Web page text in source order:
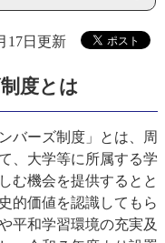
17日更新
度とは
バーズ制度」とは、周
、大学等に所属する学
む機会を提供するとと
的価値を認識してもら
平和学習環境の充実及